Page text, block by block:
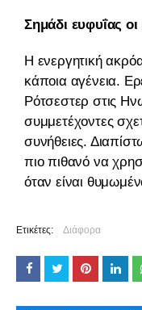
Σημάδι ευφυΐας
Η ενεργητική
κάποια αγένεια.
Ρότσεστερ στις
συμμετέχοντες
συνήθειες.
πιο πιθανό να
όταν είναι
Ετικέτες: Διάφορα